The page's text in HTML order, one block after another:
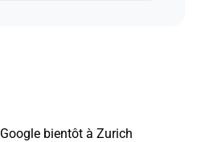
Google bientôt à Zurich